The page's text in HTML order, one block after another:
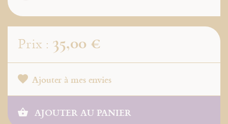
Prix : 35,00 €
Ajouter à mes envies
AJOUTER AU PANIER